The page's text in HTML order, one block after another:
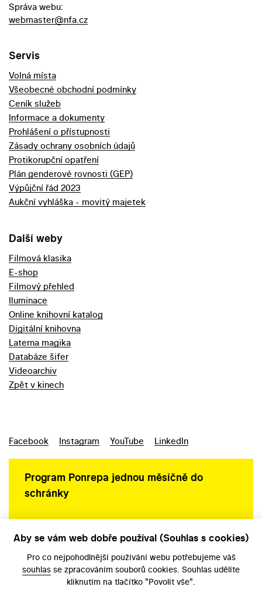
Správa webu:
webmaster@nfa.cz
Servis
Volná místa
Všeobecné obchodní podmínky
Ceník služeb
Informace a dokumenty
Prohlášení o přístupnosti
Zásady ochrany osobních údajů
Protikorupční opatření
Plán genderové rovnosti (GEP)
Výpůjční řád 2023
Aukční vyhláška - movitý majetek
Další weby
Filmová klasika
E-shop
Filmový přehled
Iluminace
Online knihovní katalog
Digitální knihovna
Laterna magika
Databáze šifer
Videoarchiv
Zpět v kinech
Facebook Instagram YouTube LinkedIn
Program Ponrepa jednou měsíčně do
schránky
Aby se vám web dobře používal (Souhlas s cookies)
Pro co nejpohodlnější používání webu potřebujeme váš
souhlas se zpracováním souborů cookies. Souhlas udělíte
kliknutím na tlačítko "Povolit vše".